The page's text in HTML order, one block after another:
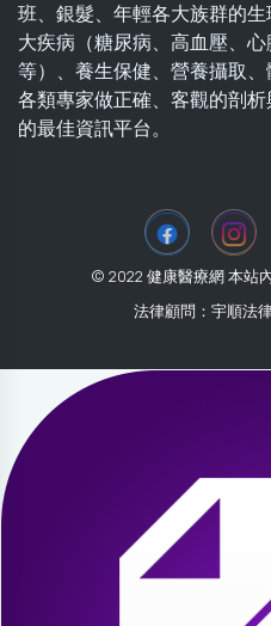
班、銀髮、年輕各大族群的
大疾病（糖尿病、高血壓、
等）、養生保健、營養攝取
各類專家做正確、客觀的剖
的最佳資訊平台。
© 2022 健康醫療網 本站
法律顧問：宇順法